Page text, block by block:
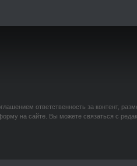
ответственность за контент,
на сайте. Вы можете связаться с